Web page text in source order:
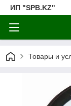
ИП "SPB.KZ"
Товары и